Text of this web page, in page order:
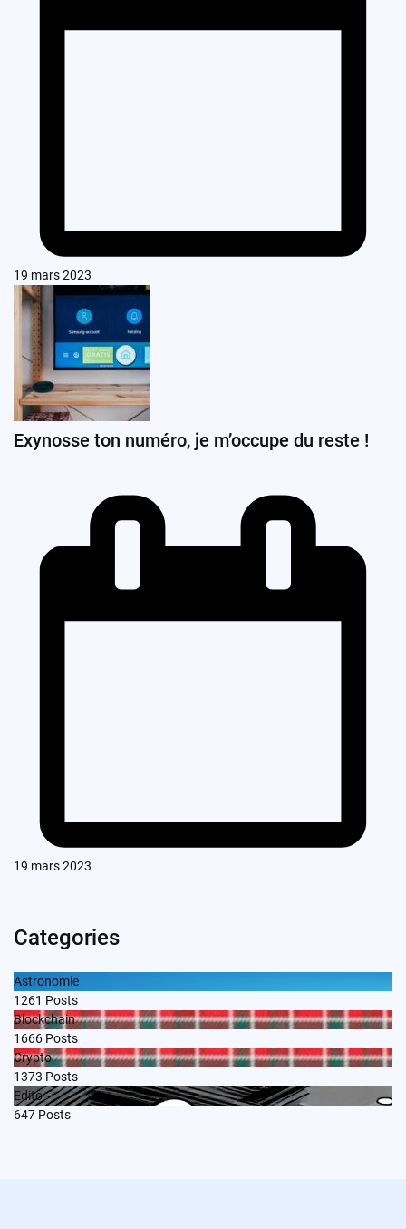
19 mars 2023
Exynosse ton numéro, je m’occupe du reste !
19 mars 2023
Categories
Astronomie
1261 Posts
Blockchain
1666 Posts
Crypto
1373 Posts
Edito
647 Posts